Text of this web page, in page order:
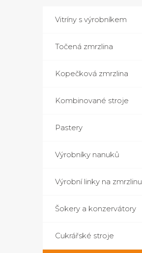
Vitríny s výrobníkem
Točená zmrzlina
Kopečková zmrzlina
Kombinované stroje
Pastery
Výrobníky nanuků
Výrobní linky na zmrzlinu
Šokery a konzervátory
Cukrářské stroje